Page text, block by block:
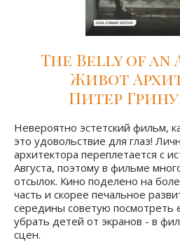
The Belly of
Живот
Питер
Невероятно эстетский фильм,
это удовольствие для глаз!
архитектора переплетается с
Августа, поэтому в фильме
отсылок. Кино поделено на
часть и скорее печальное
середины советую посмотреть
убрать детей от экранов - в
сцен.